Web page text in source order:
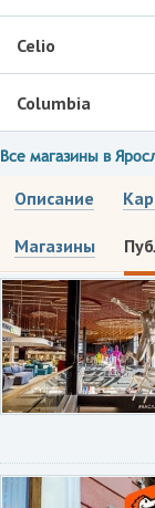
Celio
Columbia
Все магазины в
Описание
Магазины